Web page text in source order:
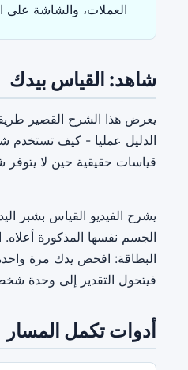
العملات، والشاشة على
شاهد: القياس بيدك
يعرض هذا الشرح القصير
الدليل عمليا - كيف تستخدم
قياسات حقيقية حين لا
يشرح الفيديو القياس بشبر
الجسم نفسها المذكورة أعلاه.
البطاقة: افحص يدك مرة
فيتحول التقدير إلى وحدة
أدوات تكمل المسار